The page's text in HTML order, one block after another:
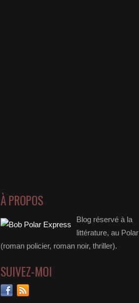
À PROPOS
Blog réservé à la
littérature, au Polar
(roman policier, roman noir, thriller).
SUIVEZ-MOI